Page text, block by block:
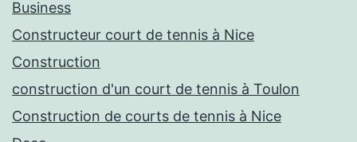
Business
Constructeur court de tennis à Nice
Construction
construction d'un court de tennis à Toulon
Construction de courts de tennis à Nice